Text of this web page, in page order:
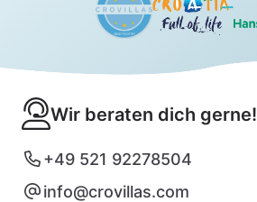
Wir beraten dich gerne!
+49 521 92278504
info@crovillas.com